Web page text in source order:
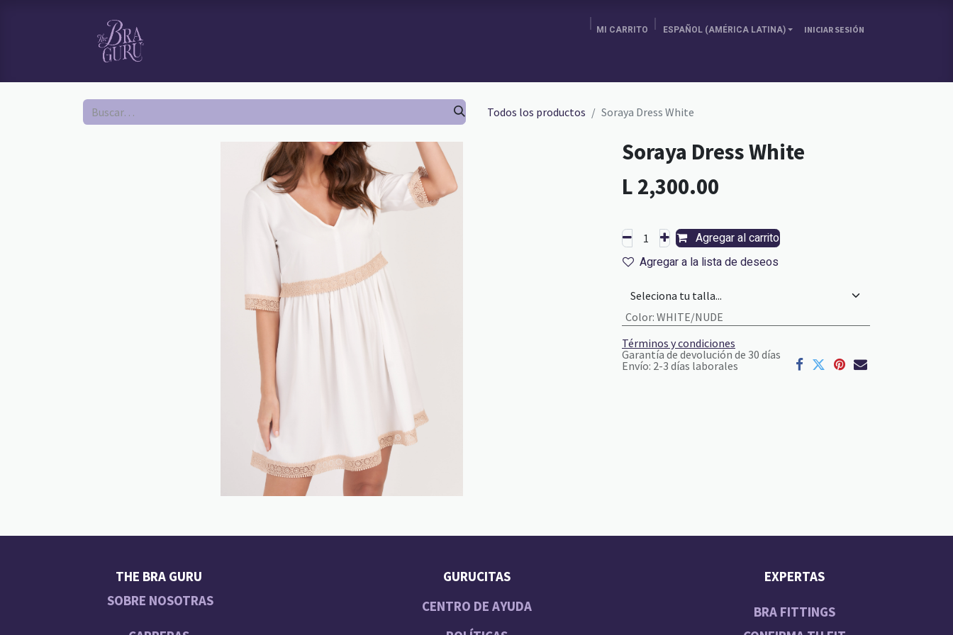
MI CARRITO ESPAÑOL (AMÉRICA LATINA) INICIAR SESIÓN
Todos los productos Soraya Dress White
Soraya Dress White
L 2,300.00
Agregar al carrito
Agregar a la lista de deseos
Color: WHITE/NUDE
Términos y condiciones
Garantía de devolución de 30 días
Envío: 2-3 días laborales
THE BRA GURU
SOBRE NOSOTRAS
GURUCITAS
CENTRO DE AYUDA
EXPERTAS
BRA FITTINGS